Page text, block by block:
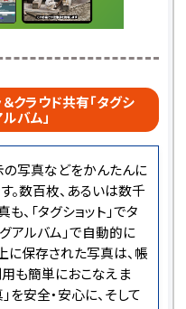
クラウド共有「タグシ
バム」
写真などをかんたんに
。数百枚、あるいは数千
、「タグショット」でタ
アルバム」で自動的に
に保存された写真は、帳
も簡単におこなえま
を安全・安心に、そして